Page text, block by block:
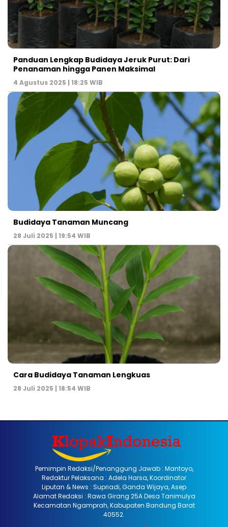
Panduan Lengkap Budidaya Jeruk Purut: Dari
Penanaman hingga Panen Maksimal
4 Agustus 2025 | 18:25 WIB
Budidaya Tanaman Muncang
28 Juli 2025 | 19:54 WIB
Cara Budidaya Tanaman Lengkuas
28 Juli 2025 | 18:54 WIB
Pemimpin Redaksi/Penanggung Jawab : Mantoyo,
Redaktur Pelaksana : Adela Harsa, Koordinator
Liputan & News : Supriadi, Ganda Wijaya, Asep
Alamat Redaksi : Rawa Girang 25A Desa Tanimulya
Kecamatan Ngamprah, Kabupaten Bandung Barat
40552.